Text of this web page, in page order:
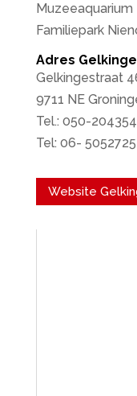
Muzeeaquarium
Familiepark
Adres
Gelkingestraat
9711 NE
Tel.: 050-
Tel: 06-
Website